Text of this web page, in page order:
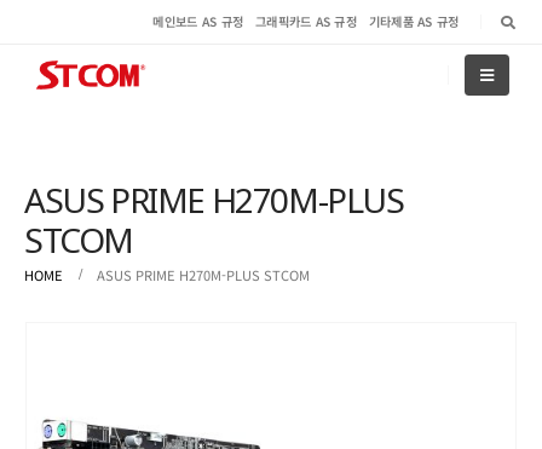
메인보드 AS 규정 그래픽카드 AS 규정 기타제품 AS 규정
ASUS PRIME H270M-PLUS
STCOM
HOME ASUS PRIME H270M-PLUS STCOM